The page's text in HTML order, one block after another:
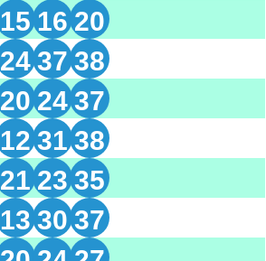
15 16 20
24 37 38
20 24 37
12 31 38
21 23 35
13 30 37